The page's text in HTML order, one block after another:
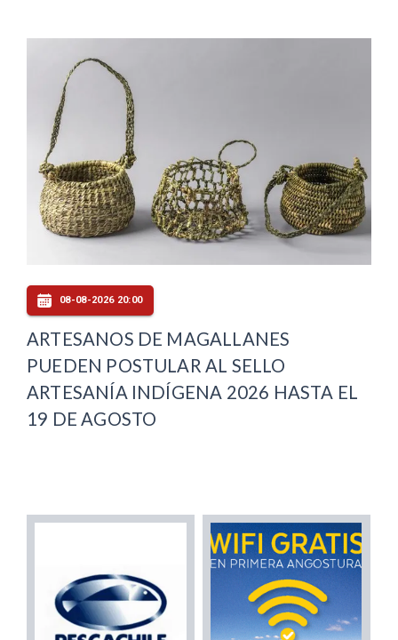
08-08-2026 20:00
ARTESANOS DE MAGALLANES
PUEDEN POSTULAR AL SELLO
ARTESANÍA INDÍGENA 2026 HASTA EL
19 DE AGOSTO